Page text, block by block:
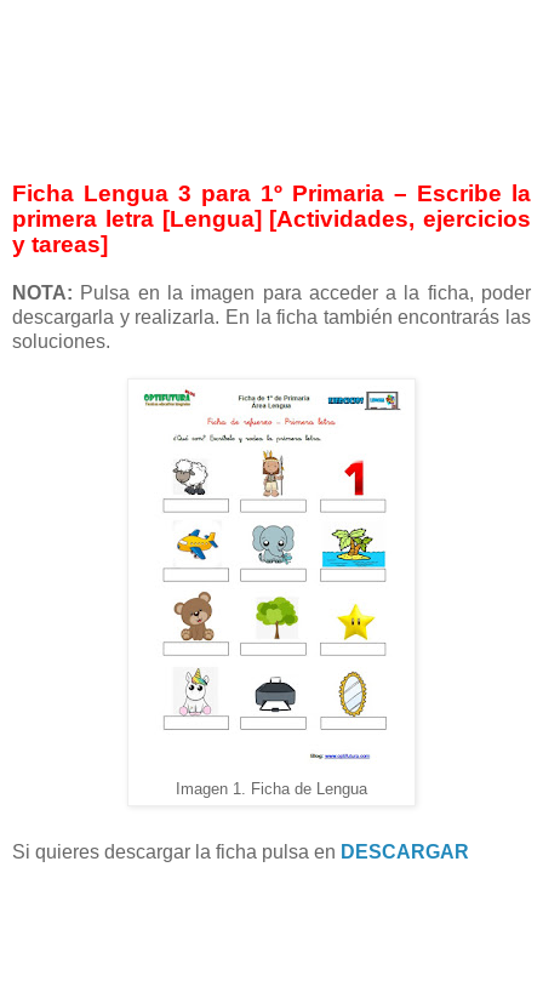
Ficha Lengua 3 para 1º Primaria – Escribe la
primera letra [Lengua] [Actividades, ejercicios
y tareas]
NOTA: Pulsa en la imagen para acceder a la ficha, poder
descargarla y realizarla. En la ficha también encontrarás las
soluciones.
Imagen 1. Ficha de Lengua
Si quieres descargar la ficha pulsa en DESCARGAR